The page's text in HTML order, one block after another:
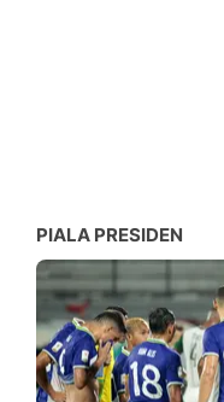
PIALA PRESIDEN